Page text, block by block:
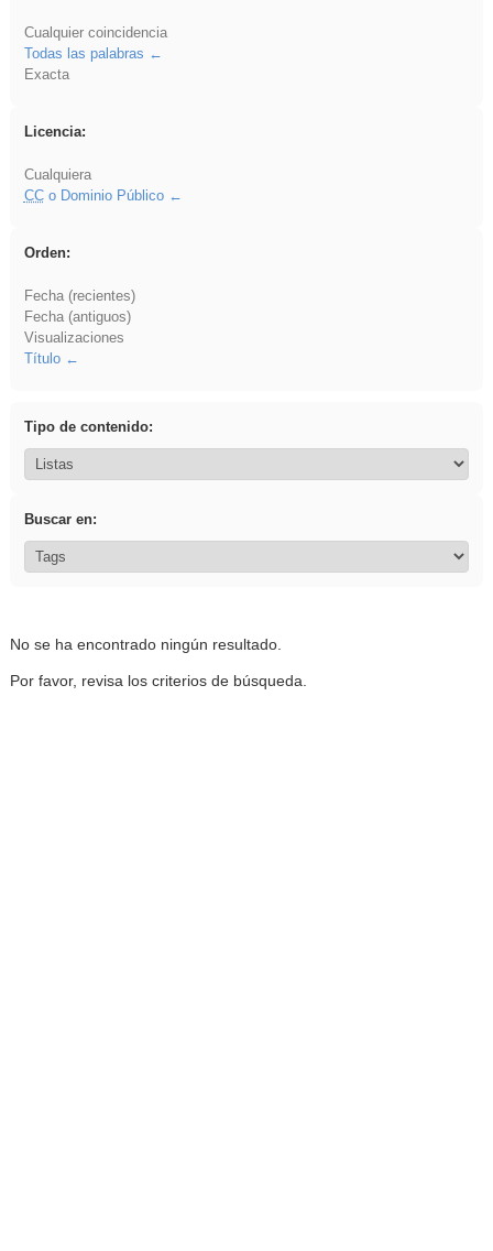
Cualquier coincidencia
Todas las palabras
Exacta
Licencia:
Cualquiera
CCo Dominio Público
Orden:
Fecha (recientes)
Fecha (antiguos)
Visualizaciones
Título
Tipo de contenido:
Buscar en:
No se ha encontrado ningún resultado.
Por favor, revisa los criterios de búsqueda.